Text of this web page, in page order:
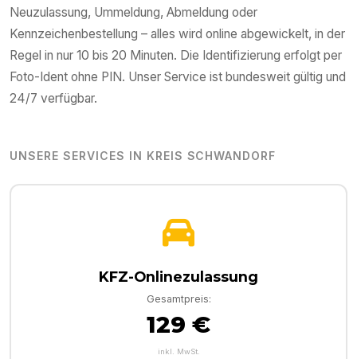
Neuzulassung, Ummeldung, Abmeldung oder
Kennzeichenbestellung – alles wird online abgewickelt, in der
Regel in nur 10 bis 20 Minuten. Die Identifizierung erfolgt per
Foto-Ident ohne PIN. Unser Service ist bundesweit gültig und
24/7 verfügbar.
UNSERE SERVICES IN KREIS SCHWANDORF
KFZ-Onlinezulassung
Gesamtpreis:
129 €
inkl. MwSt.